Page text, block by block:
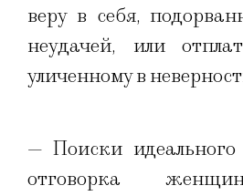
веру в себя,
неудачей, или
уличенному в
— Поиски
отговорка